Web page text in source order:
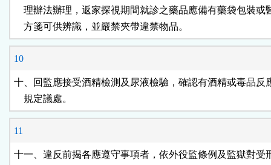
理辦法辦理，返家探視期間就診之藥品應備有藥袋包裝或
    方箋可供辨識，並嚴禁夾帶違禁物品。
10
十、回監應接受酒精檢測及尿液檢驗，確認有酒精或毒品反
    規定議處。
11
十一、違反前揭各應遵守事項者，依外役監條例及監獄對受